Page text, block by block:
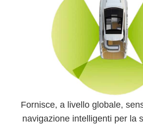
Fornisce, a livello globale,
navigazione intelligenti per la